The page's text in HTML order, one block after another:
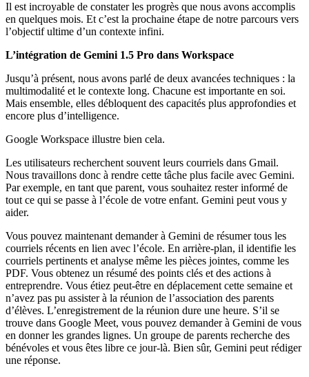
Il est incroyable de constater les progrès que nous avons accomplis
en quelques mois. Et c’est la prochaine étape de notre parcours vers
l’objectif ultime d’un contexte infini.
L’intégration de Gemini 1.5 Pro dans Workspace
Jusqu’à présent, nous avons parlé de deux avancées techniques : la
multimodalité et le contexte long. Chacune est importante en soi.
Mais ensemble, elles débloquent des capacités plus approfondies et
encore plus d’intelligence.
Google Workspace illustre bien cela.
Les utilisateurs recherchent souvent leurs courriels dans Gmail.
Nous travaillons donc à rendre cette tâche plus facile avec Gemini.
Par exemple, en tant que parent, vous souhaitez rester informé de
tout ce qui se passe à l’école de votre enfant. Gemini peut vous y
aider.
Vous pouvez maintenant demander à Gemini de résumer tous les
courriels récents en lien avec l’école. En arrière-plan, il identifie les
courriels pertinents et analyse même les pièces jointes, comme les
PDF. Vous obtenez un résumé des points clés et des actions à
entreprendre. Vous étiez peut-être en déplacement cette semaine et
n’avez pas pu assister à la réunion de l’association des parents
d’élèves. L’enregistrement de la réunion dure une heure. S’il se
trouve dans Google Meet, vous pouvez demander à Gemini de vous
en donner les grandes lignes. Un groupe de parents recherche des
bénévoles et vous êtes libre ce jour-là. Bien sûr, Gemini peut rédiger
une réponse.